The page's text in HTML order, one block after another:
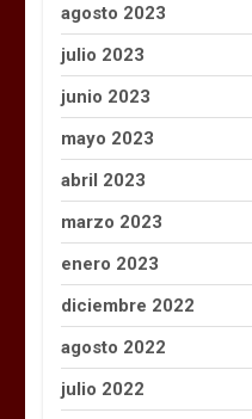
agosto 2023
julio 2023
junio 2023
mayo 2023
abril 2023
marzo 2023
enero 2023
diciembre 2022
agosto 2022
julio 2022